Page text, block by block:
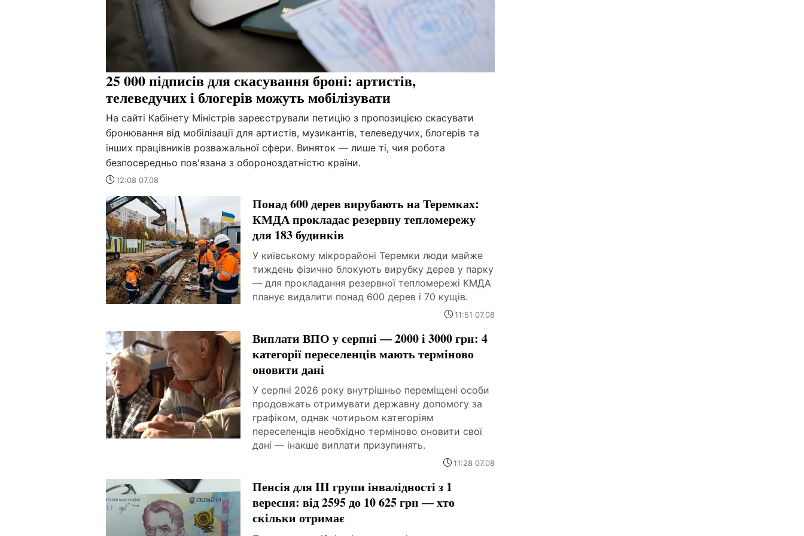
25 000 підписів для скасування броні: артистів,
телеведучих і блогерів можуть мобілізувати
На сайті Кабінету Міністрів зареєстрували петицію з пропозицією скасувати
бронювання від мобілізації для артистів, музикантів, телеведучих, блогерів та
інших працівників розважальної сфери. Виняток — лише ті, чия робота
безпосередньо пов'язана з обороноздатністю країни.
12:08 07.08
Понад 600 дерев вирубають на Теремках:
КМДА прокладає резервну тепломережу
для 183 будинків
У київському мікрорайоні Теремки люди майже
тиждень фізично блокують вирубку дерев у парку
— для прокладання резервної тепломережі КМДА
планує видалити понад 600 дерев і 70 кущів.
11:51 07.08
Виплати ВПО у серпні — 2000 і 3000 грн: 4
категорії переселенців мають терміново
оновити дані
У серпні 2026 року внутрішньо переміщені особи
продовжать отримувати державну допомогу за
графіком, однак чотирьом категоріям
переселенців необхідно терміново оновити свої
дані — інакше виплати призупинять.
11:28 07.08
Пенсія для III групи інвалідності з 1
вересня: від 2595 до 10 625 грн — хто
скільки отримає